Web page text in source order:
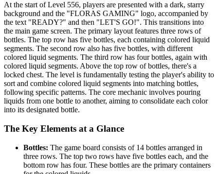
At the start of Level 556, players are presented with a dark, starry
background and the "FLORAS GAMING" logo, accompanied by
the text "READY?" and then "LET'S GO!". This transitions into
the main game screen. The primary layout features three rows of
bottles. The top row has five bottles, each containing colored liquid
segments. The second row also has five bottles, with different
colored liquid segments. The third row has four bottles, again with
colored liquid segments. Above the top row of bottles, there's a
locked chest. The level is fundamentally testing the player's ability to
sort and combine colored liquid segments into matching bottles,
following specific patterns. The core mechanic involves pouring
liquids from one bottle to another, aiming to consolidate each color
into its designated bottle.
The Key Elements at a Glance
Bottles: The game board consists of 14 bottles arranged in
three rows. The top two rows have five bottles each, and the
bottom row has four. These bottles are the primary containers